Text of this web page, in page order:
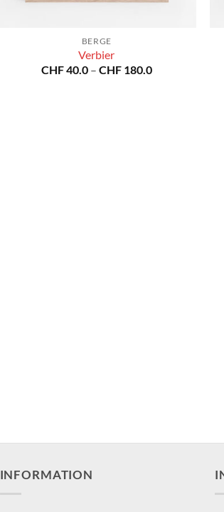
BERGE
Verbier
CHF40.0 – CHF180.0Preisspanne:
INFORMATION